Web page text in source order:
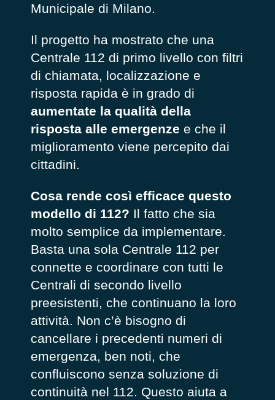
Municipale di Milano.
Il progetto ha mostrato che una
Centrale 112 di primo livello con filtri
di chiamata, localizzazione e
risposta rapida è in grado di
aumentate la qualità della
risposta alle emergenze e che il
miglioramento viene percepito dai
cittadini.
Cosa rende così efficace questo
modello di 112? Il fatto che sia
molto semplice da implementare.
Basta una sola Centrale 112 per
connette e coordinare con tutti le
Centrali di secondo livello
preesistenti, che continuano la loro
attività. Non c’è bisogno di
cancellare i precedenti numeri di
emergenza, ben noti, che
confluiscono senza soluzione di
continuità nel 112. Questo aiuta a